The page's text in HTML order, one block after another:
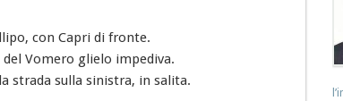
con Capri di fronte.
del Vomero glielo impediva.
strada sulla sinistra, in salita.